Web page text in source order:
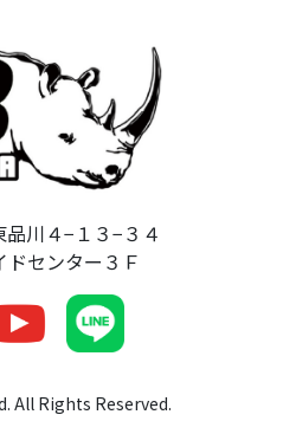
川４−１３−３４
ドセンター３Ｆ
All Rights Reserved.